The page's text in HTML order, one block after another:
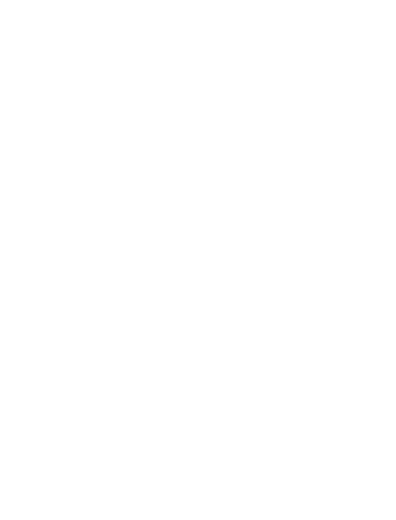
technischen Details verbessert die
Drucke, die auch in Innenräumen genutzt
Lasertechnologie
am besten zu Ihren Anforderungen
Tintenstrahlplotter die beste Wahl. Er
Werbung und im Grafikdesign häufig
erforderlich sind, ist ein Laserplotter
Ingenieurwesen beliebt, wo oft große